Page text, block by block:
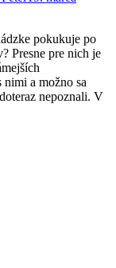
pokukuje po
Presne pre nich je
a možno sa
nepoznali. V